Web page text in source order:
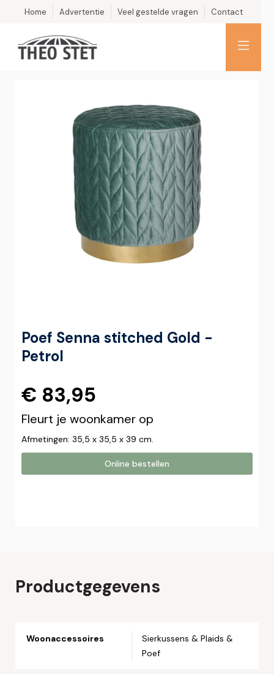
Home Advertentie Veel gestelde vragen Contact
Poef Senna stitched Gold -
Petrol
€ 83,95
Fleurt je woonkamer op
Afmetingen: 35,5 x 35,5 x 39 cm.
Online bestellen
Productgegevens
Woonaccessoires
Sierkussens & Plaids &
Poef